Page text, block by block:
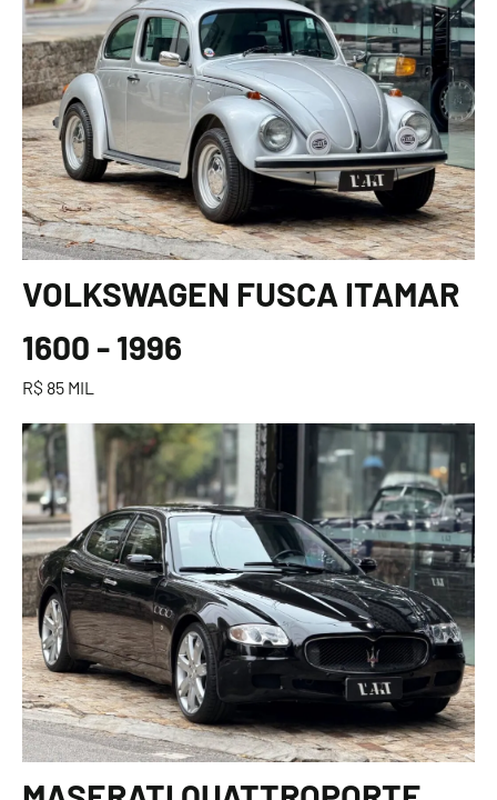
VOLKSWAGEN FUSCA ITAMAR
1600 - 1996
R$ 85 MIL